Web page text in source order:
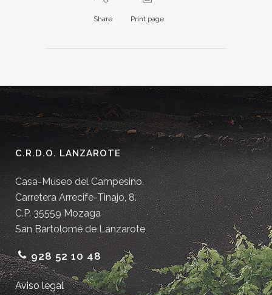
Share Print page
C.R.D.O. LANZAROTE
Casa-Museo del Campesino.
Carretera Arrecife-Tinajo, 8.
C.P. 35559 Mozaga
San Bartolomé de Lanzarote
928 52 10 48
Aviso legal